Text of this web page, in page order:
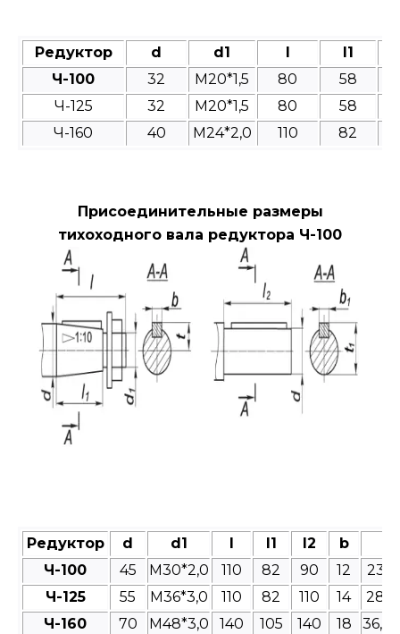
Редуктор d d1 l l1
Ч-100
32 M20*1,5 80 58
Ч-125
32 М20*1,5 80 58
Ч-160
40 М24*2,0 110 82
Присоединительные размеры
тихоходного вала редуктора Ч-100
Редуктор d d1 l l1 l2 b
Ч-100
45 M30*2,0 110 82 90 12
Ч-125
55 М36*3,0 110 82 110 14
Ч-160
70 М48*3,0 140 105 140 18